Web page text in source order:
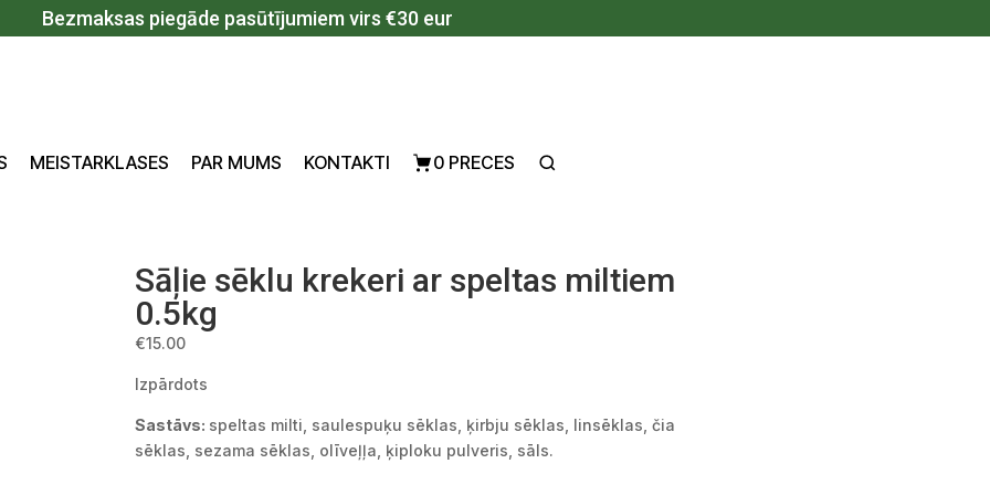
Bezmaksas piegāde pasūtījumiem virs €30 eur
MEISTARKLASES PAR MUMS KONTAKTI 0 PRECES
Sāļie sēklu krekeri ar speltas miltiem
0.5kg
€15.00
Izpārdots
Sastāvs: speltas milti, saulespuķu sēklas, ķirbju sēklas, linsēklas, čia
sēklas, sezama sēklas, olīveļļa, ķiploku pulveris, sāls.